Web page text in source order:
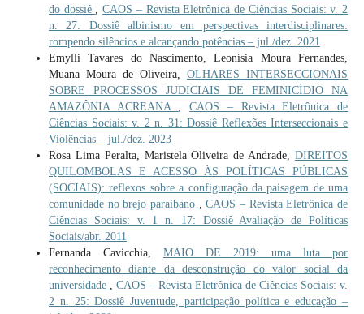
do dossiê
,CAOS – Revista Eletrônica de Ciências Sociais: v. 2
n. 27: Dossiê albinismo em perspectivas interdisciplinares:
rompendo silêncios e alcançando potências – jul./dez. 2021
Emylli Tavares do Nascimento, Leonísia Moura Fernandes,
Muana Moura de Oliveira,OLHARES INTERSECCIONAIS
SOBRE PROCESSOS JUDICIAIS DE FEMINICÍDIO NA
AMAZÔNIA ACREANA
,CAOS – Revista Eletrônica de
Ciências Sociais: v. 2 n. 31: Dossiê Reflexões Interseccionais e
Violências – jul./dez. 2023
Rosa Lima Peralta, Maristela Oliveira de Andrade,DIREITOS
QUILOMBOLAS E ACESSO ÀS POLÍTICAS PÚBLICAS
(SOCIAIS): reflexos sobre a configuração da paisagem de uma
comunidade no brejo paraibano
,CAOS – Revista Eletrônica de
Ciências Sociais: v. 1 n. 17: Dossiê Avaliação de Políticas
Sociais/abr. 2011
Fernanda Cavicchia, MAIO DE 2019: uma luta por
reconhecimento diante da desconstrução do valor social da
universidade
CAOS – Revista Eletrônica de Ciências Sociais: v.
2 n. 25: Dossiê Juventude, participação política e educação –